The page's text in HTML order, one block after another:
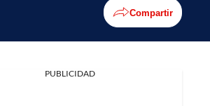
Compartir
PUBLICIDAD